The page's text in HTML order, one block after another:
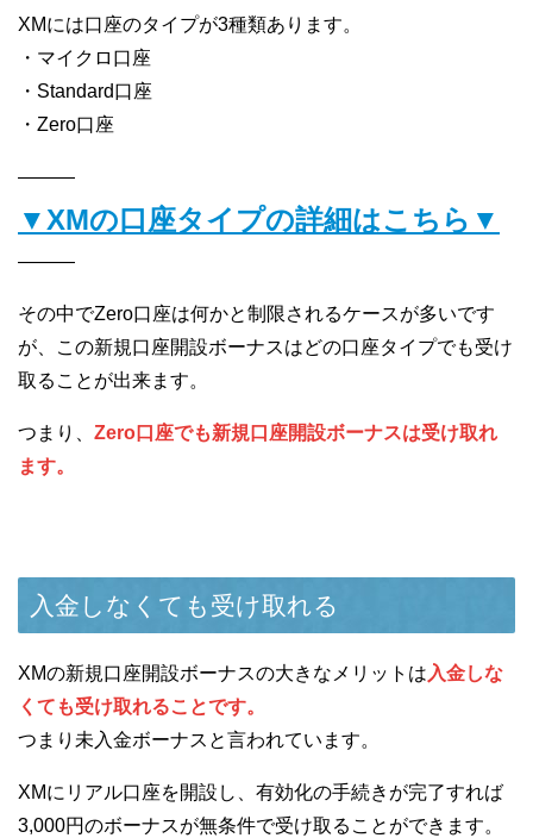
XMには口座のタイプが3種類あります。
・マイクロ口座
・Standard口座
・Zero口座
———
▼XMの口座タイプの詳細はこちら▼
———
その中でZero口座は何かと制限されるケースが多いです
が、この新規口座開設ボーナスはどの口座タイプでも受け
取ることが出来ます。
つまり、 Zero口座でも新規口座開設ボーナスは受け取れ
ます。
入金しなくても受け取れる
XMの新規口座開設ボーナスの大きなメリットは 入金しな
くても受け取れることです。
つまり未入金ボーナスと言われています。
XMにリアル口座を開設し、有効化の手続きが完了すれば
3,000円のボーナスが無条件で受け取ることができます。